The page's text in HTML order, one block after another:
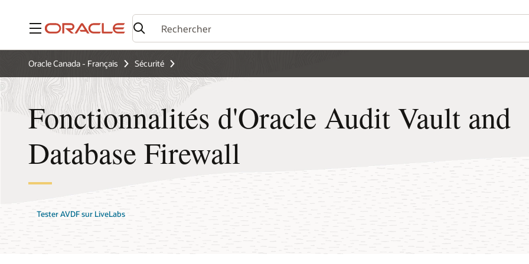
Menu
Oracle Canada - Français Sécurité
Fonctionnalités d'Oracle Audit Vault and
Database Firewall
Tester AVDF sur LiveLabs